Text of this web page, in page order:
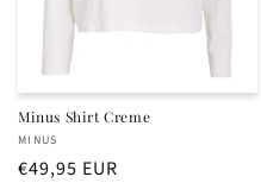
Minus Shirt Creme
Verkoper:
MINUS
Normale
€49,95 EUR